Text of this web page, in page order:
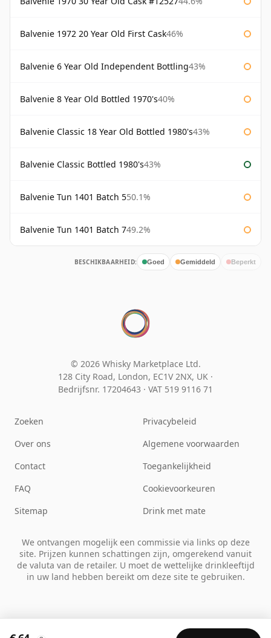
Balvenie 1972 20 Year Old First Cask46%
Balvenie 6 Year Old Independent Bottling43%
Balvenie 8 Year Old Bottled 1970's40%
Balvenie Classic 18 Year Old Bottled 1980's43%
Balvenie Classic Bottled 1980's43%
Balvenie Tun 1401 Batch 550.1%
Balvenie Tun 1401 Batch 749.2%
BESCHIKBAARHEID: Goed Gemiddeld Beperkt
© 2026 Whisky Marketplace Ltd.
128 City Road, London, EC1V 2NX, UK ·
Bedrijfsnr. 17204643 · VAT 519 9116 71
Zoeken
Over ons
Contact
FAQ
Sitemap
Privacybeleid
Algemene voorwaarden
Toegankelijkheid
Cookievoorkeuren
Drink met mate
We ontvangen mogelijk een commissie via links op deze
site. Prijzen kunnen schattingen zijn, omgerekend vanuit
de valuta van de retailer. U moet de wettelijke drinkleeftijd
in uw land hebben bereikt om deze site te gebruiken.